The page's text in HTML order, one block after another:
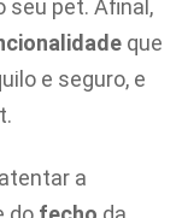
seu pet. Afinal,
que
e seguro, e
a